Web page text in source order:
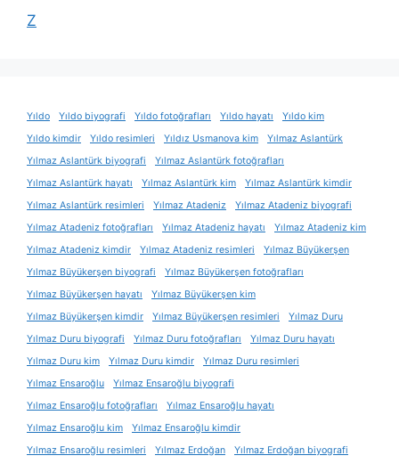
Z
Yıldo Yıldo biyografi Yıldo fotoğrafları Yıldo hayatı
Yıldo kim
Yıldo kimdir
Yıldo resimleri Yıldız Usmanova kim
Yılmaz Aslantürk
Yılmaz Aslantürk biyografi
Yılmaz Aslantürk fotoğrafları
Yılmaz Aslantürk hayatı
Yılmaz Aslantürk kim
Yılmaz Aslantürk kimdir
Yılmaz Aslantürk resimleri
Yılmaz Atadeniz
Yılmaz Atadeniz biyografi
Yılmaz Atadeniz fotoğrafları
Yılmaz Atadeniz hayatı
Yılmaz Atadeniz kim
Yılmaz Atadeniz kimdir
Yılmaz Atadeniz resimleri
Yılmaz Büyükerşen
Yılmaz Büyükerşen biyografi
Yılmaz Büyükerşen fotoğrafları
Yılmaz Büyükerşen hayatı
Yılmaz Büyükerşen kim
Yılmaz Büyükerşen kimdir
Yılmaz Büyükerşen resimleri
Yılmaz Duru
Yılmaz Duru biyografi
Yılmaz Duru fotoğrafları
Yılmaz Duru hayatı
Yılmaz Duru kim
Yılmaz Duru kimdir
Yılmaz Duru resimleri
Yılmaz Ensaroğlu
Yılmaz Ensaroğlu biyografi
Yılmaz Ensaroğlu fotoğrafları
Yılmaz Ensaroğlu hayatı
Yılmaz Ensaroğlu kim
Yılmaz Ensaroğlu kimdir
Yılmaz Ensaroğlu resimleri
Yılmaz Erdoğan Yılmaz Erdoğan biyografi